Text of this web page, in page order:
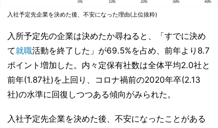
入社予定先企業を決めた後、不安になった理由(上位抜粋)
入所予定先の企業は決めたか尋ねると、「すでに決め
て就職活動を終了した」が69.5%を占め、前年より8.7
ポイント増加した。内々定保有社数は全体平均2.0社と
前年(1.87社)を上回り、コロナ禍前の2020年卒(2.13
社)の水準に回復しつつある傾向がみられた。
入社予定先企業を決めた後、不安になったことがある